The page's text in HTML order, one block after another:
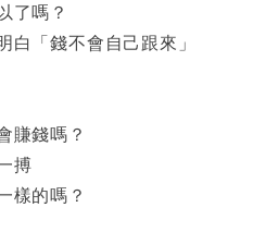
了嗎？
白「錢不會自己跟來」
賺錢嗎？
搏
樣的嗎？